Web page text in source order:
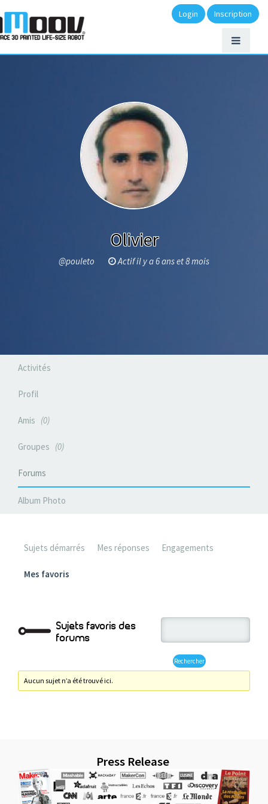
Login Inscription
Olivier
@pouleto Actif il y a 6 ans et 8 mois
Activités
Profil
Amis 0
Groupes 0
Forums
Album Photo
Sujets démarrés Mes réponses Engagements
Mes favoris
Sujets favoris des
forums
Aucun sujet n’a été trouvé ici.
Press Release